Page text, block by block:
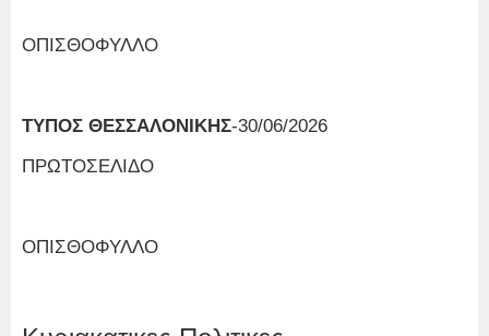
ΟΠΙΣΘΟΦΥΛΛΟ
ΤΥΠΟΣ ΘΕΣΣΑΛΟΝΙΚΗΣ-30/06/2026
ΠΡΩΤΟΣΕΛΙΔΟ
ΟΠΙΣΘΟΦΥΛΛΟ